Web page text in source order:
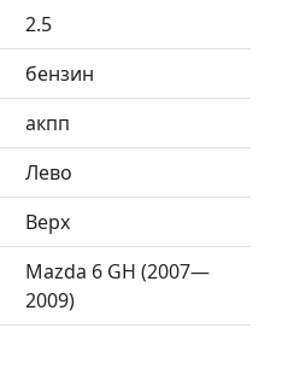
2.5
бензин
акпп
Лево
Верх
Mazda 6 GH (2007—
2009)